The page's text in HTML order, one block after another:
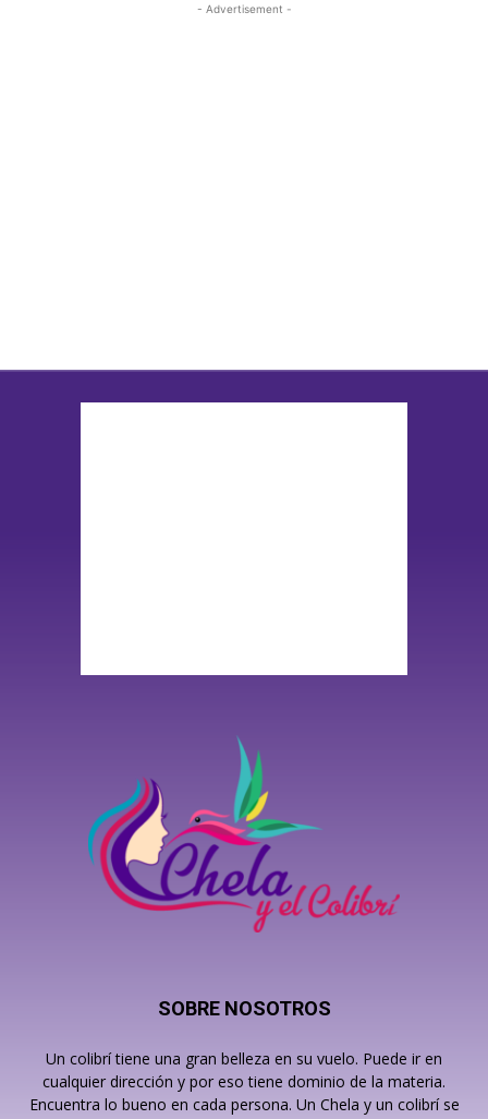
- Advertisement -
SOBRE NOSOTROS
Un colibrí tiene una gran belleza en su vuelo. Puede ir en
cualquier dirección y por eso tiene dominio de la materia.
Encuentra lo bueno en cada persona. Un Chela y un colibrí se